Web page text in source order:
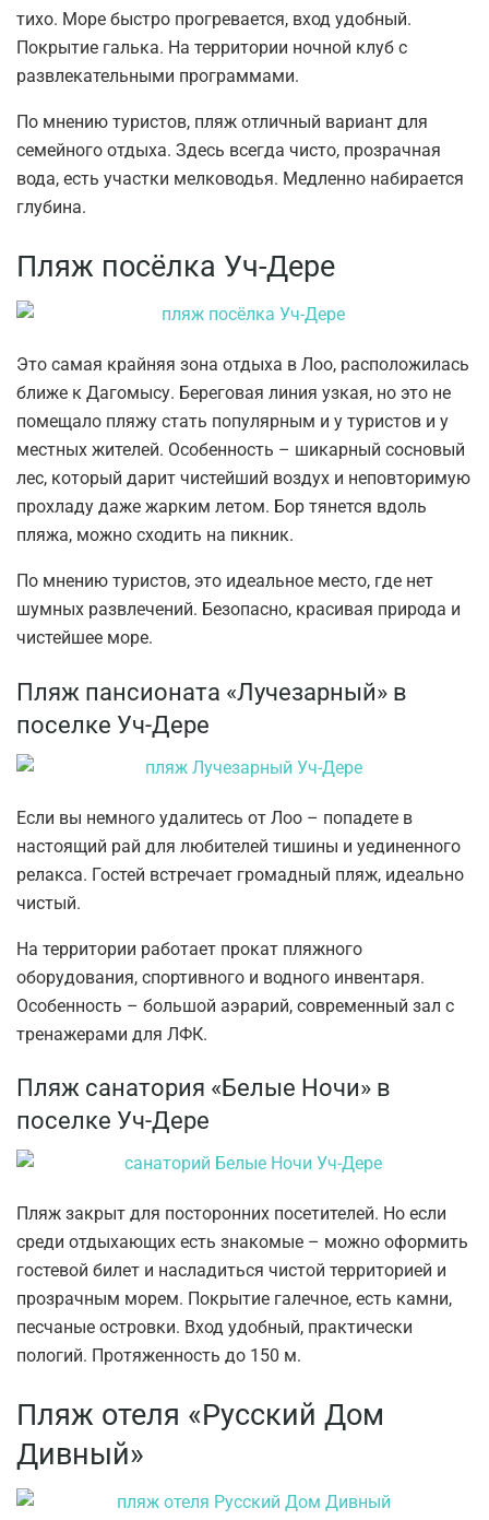
тихо. Море быстро прогревается, вход удобный.
Покрытие галька. На территории ночной клуб с
развлекательными программами.
По мнению туристов, пляж отличный вариант для
семейного отдыха. Здесь всегда чисто, прозрачная
вода, есть участки мелководья. Медленно набирается
глубина.
Пляж посёлка Уч-Дере
Это самая крайняя зона отдыха в Лоо, расположилась
ближе к Дагомысу. Береговая линия узкая, но это не
помещало пляжу стать популярным и у туристов и у
местных жителей. Особенность – шикарный сосновый
лес, который дарит чистейший воздух и неповторимую
прохладу даже жарким летом. Бор тянется вдоль
пляжа, можно сходить на пикник.
По мнению туристов, это идеальное место, где нет
шумных развлечений. Безопасно, красивая природа и
чистейшее море.
Пляж пансионата «Лучезарный» в
поселке Уч-Дере
Если вы немного удалитесь от Лоо – попадете в
настоящий рай для любителей тишины и уединенного
релакса. Гостей встречает громадный пляж, идеально
чистый.
На территории работает прокат пляжного
оборудования, спортивного и водного инвентаря.
Особенность – большой аэрарий, современный зал с
тренажерами для ЛФК.
Пляж санатория «Белые Ночи» в
поселке Уч-Дере
Пляж закрыт для посторонних посетителей. Но если
среди отдыхающих есть знакомые – можно оформить
гостевой билет и насладиться чистой территорией и
прозрачным морем. Покрытие галечное, есть камни,
песчаные островки. Вход удобный, практически
пологий. Протяженность до 150 м.
Пляж отеля «Русский Дом
Дивный»